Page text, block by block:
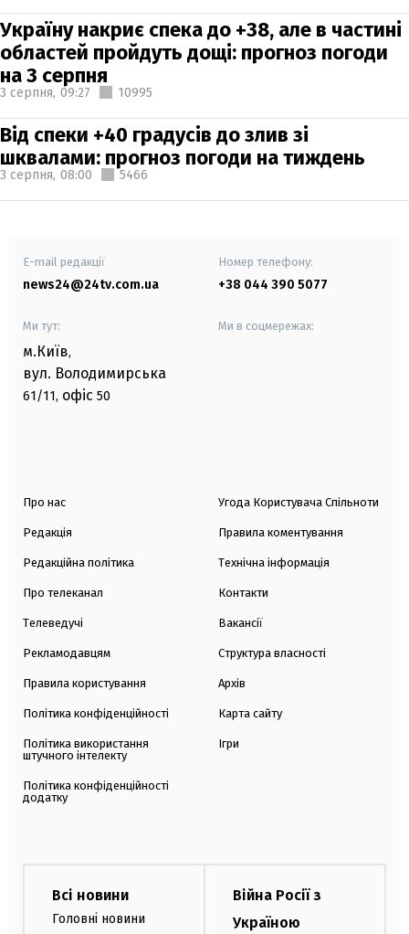
Україну накриє спека до +38, але в частині
областей пройдуть дощі: прогноз погоди
на 3 серпня
3 серпня, 09:27 10995
Від спеки +40 градусів до злив зі
шквалами: прогноз погоди на тиждень
3 серпня, 08:00 5466
E-mail редакції
news24@24tv.com.ua
Номер телефону:
+38 044 390 5077
Ми тут:
м.Київ,
вул. Володимирська
61/11, офіс 50
Ми в соцмережах:
Про нас
Редакція
Редакційна політика
Про телеканал
Телеведучі
Рекламодавцям
Правила користування
Політика конфіденційності
Політика використання
штучного інтелекту
Політика конфіденційності
додатку
Угода Користувача Спільноти
Правила коментування
Технічна інформація
Контакти
Вакансії
Структура власності
Архів
Карта сайту
Ігри
Всі новини
Головні новини
Війна Росії з
Україною